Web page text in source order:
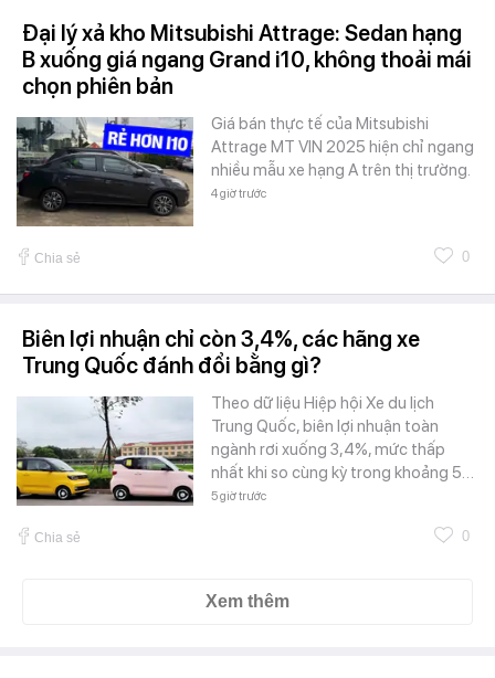
Đại lý xả kho Mitsubishi Attrage: Sedan hạng
B xuống giá ngang Grand i10, không thoải mái
chọn phiên bản
Giá bán thực tế của Mitsubishi
Attrage MT VIN 2025 hiện chỉ ngang
nhiều mẫu xe hạng A trên thị trường.
4 giờ trước
Chia sẻ 0
Biên lợi nhuận chỉ còn 3,4%, các hãng xe
Trung Quốc đánh đổi bằng gì?
Theo dữ liệu Hiệp hội Xe du lịch
Trung Quốc, biên lợi nhuận toàn
ngành rơi xuống 3,4%, mức thấp
nhất khi so cùng kỳ trong khoảng 5…
5 giờ trước
Chia sẻ 0
Xem thêm